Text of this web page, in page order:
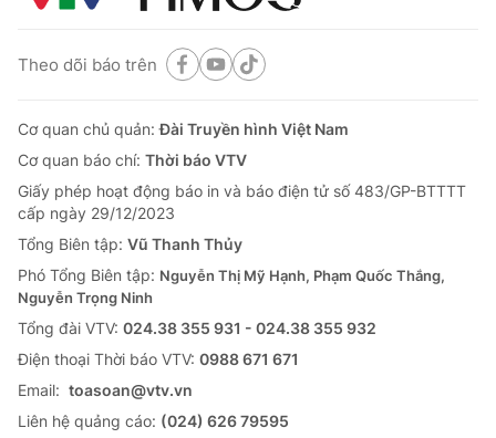
Theo dõi báo trên
Cơ quan chủ quản:Đài Truyền hình Việt Nam
Cơ quan báo chí: Thời báo VTV
Giấy phép hoạt động báo in và báo điện tử số 483/GP-BTTTT
cấp ngày 29/12/2023
Tổng Biên tập: Vũ Thanh Thủy
Phó Tổng Biên tập: Nguyễn Thị Mỹ Hạnh, Phạm Quốc Thắng,
Nguyễn Trọng Ninh
Tổng đài VTV: 024.38 355 931 - 024.38 355 932
Ðiện thoại Thời báo VTV: 0988 671 671
Email: toasoan@vtv.vn
Liên hệ quảng cáo: (024) 626 79595